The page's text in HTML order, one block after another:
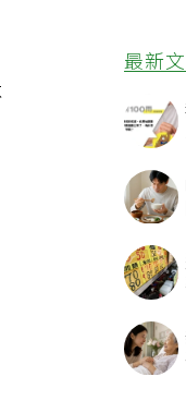
最新